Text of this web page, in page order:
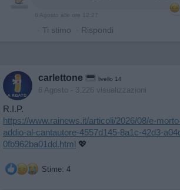
6 Agosto alle ore 12:27
· Ti stimo · Rispondi
carlettone livello 14
6 Agosto - 3.226 visualizzazioni
R.I.P.
https://www.rainews.it/articoli/2026/08/e-
addio-al-cantautore-4557d145-8a1c-42d3-
0fb962ba01dd.html 💖
Stime: 4